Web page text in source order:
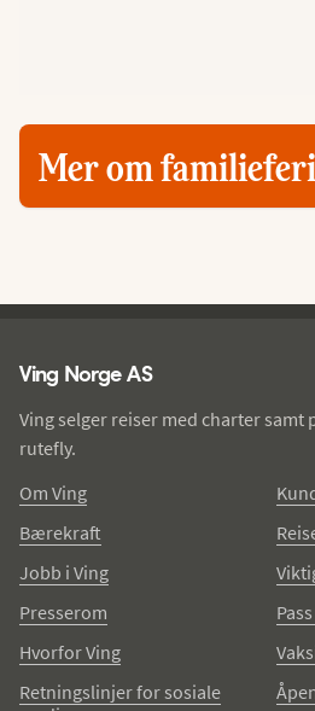
Mer om
Ving Norge AS
Ving selger reiser med charter
rutefly.
Om Ving
Bærekraft
Jobb i Ving
Presserom
Hvorfor Ving
Retningslinjer for sosiale